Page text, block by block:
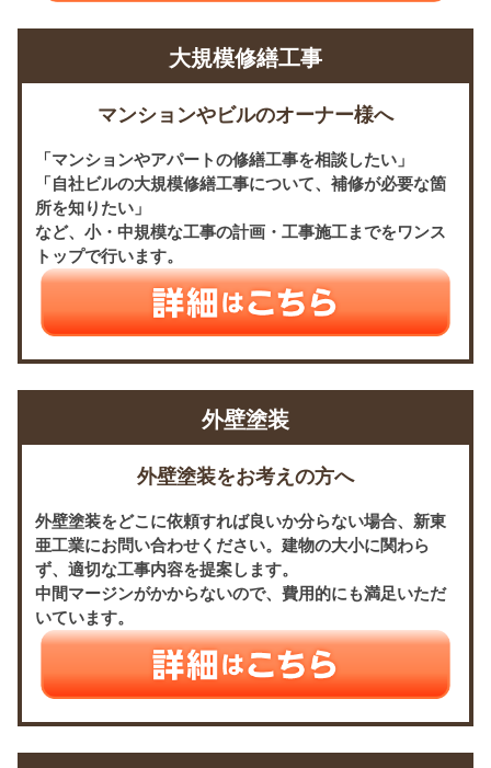
大規模修繕工事
マンションやビルのオーナー様へ
「マンションやアパートの修繕工事を相談したい」
「自社ビルの大規模修繕工事について、補修が必要な箇
所を知りたい」
など、小・中規模な工事の計画・工事施工までをワンス
トップで行います。
外壁塗装
外壁塗装をお考えの方へ
外壁塗装をどこに依頼すれば良いか分らない場合、新東
亜工業にお問い合わせください。建物の大小に関わら
ず、適切な工事内容を提案します。
中間マージンがかからないので、費用的にも満足いただ
いています。